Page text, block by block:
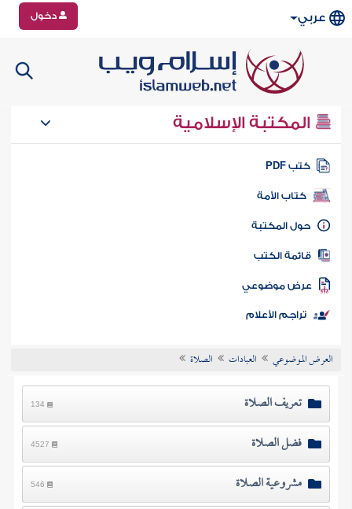
عربي دخول
المكتبة الإسلامية
كتب PDF
كتاب الأمة
المكتبة
الكتب
موضوعي
تراجم الأعلام
العرض الموضوعي العبادات الصلاة
تعريف الصلاة 134
فضل الصلاة 4527
مشروعية الصلاة 546